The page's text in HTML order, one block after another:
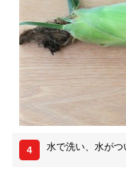
4 水で洗い、水がつ